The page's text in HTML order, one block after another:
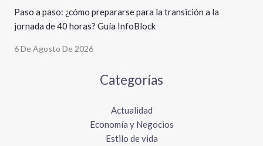
Paso a paso: ¿cómo prepararse para la transición a la
jornada de 40 horas? Guía InfoBlock
6 De Agosto De 2026
Categorías
Actualidad
Economía y Negocios
Estilo de vida